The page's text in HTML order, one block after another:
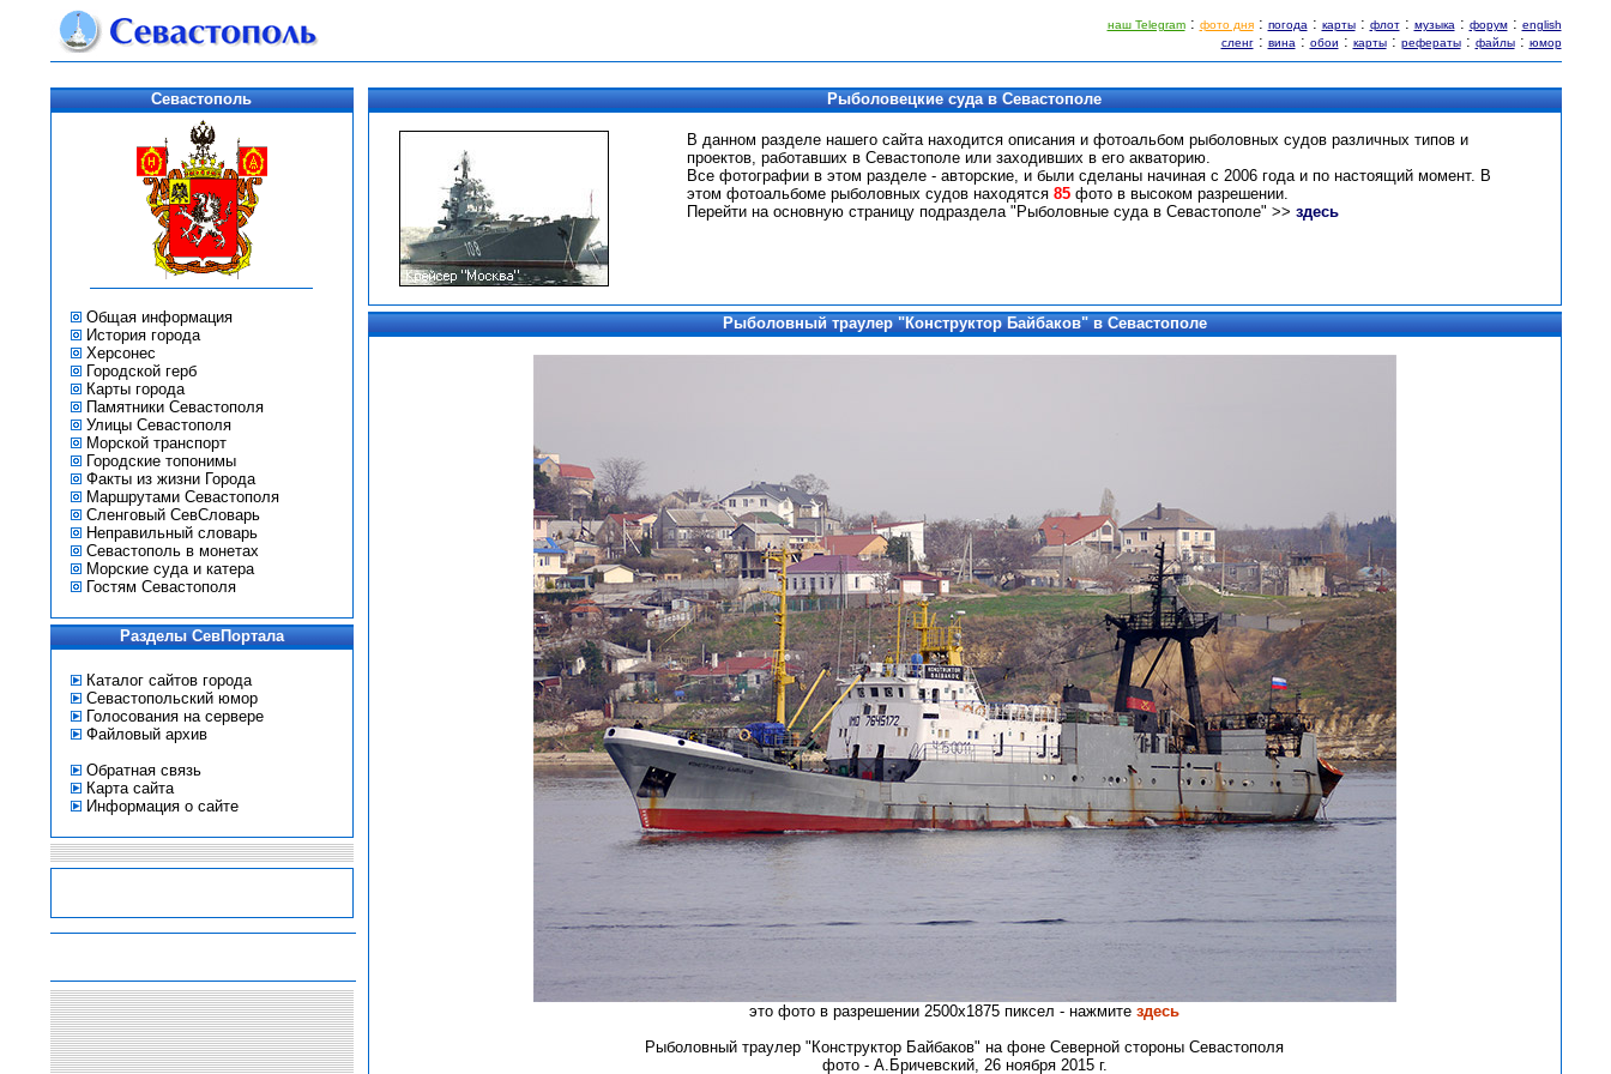
наш Telegram: фото дня: погода: карты: флот: музыка: форум: english
сленг: вина: обои : карты: рефераты: файлы: юмор
Севастополь
Общая информация
История города
Херсонес
Городской герб
Карты города
Памятники Севастополя
Улицы Севастополя
Морской транспорт
Городские топонимы
Факты из жизни Города
Маршрутами Севастополя
Сленговый СевСловарь
Неправильный словарь
Севастополь в монетах
Морские суда и катера
Гостям Севастополя
Разделы СевПортала
Каталог сайтов города
Севастопольский юмор
Голосования на сервере
Файловый архив
Обратная связь
Карта сайта
Информация о сайте
Рыболовецкие суда в Севастополе
В данном разделе нашего сайта находится описания и фотоальбом рыболовных судов различных типов и
проектов, работавших в Севастополе или заходивших в его акваторию.
Все фотографии в этом разделе - авторские, и были сделаны начиная с 2006 года и по настоящий момент. В
этом фотоальбоме рыболовных судов находятся 85фото в высоком разрешении.
Перейти на основную страницу подраздела "Рыболовные суда в Севастополе" >> здесь
Рыболовный траулер "Конструктор Байбаков" в Севастополе
это фото в разрешении 2500х1875 пиксел - нажмите здесь
Рыболовный траулер "Конструктор Байбаков" на фоне Северной стороны Севастополя
фото - А.Бричевский, 26 ноября 2015 г.